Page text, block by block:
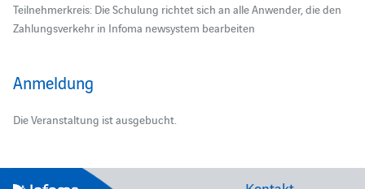
Teilnehmerkreis: Die Schulung richtet sich an alle Anwender, die den
Zahlungsverkehr in Infoma newsystem bearbeiten
Anmeldung
Die Veranstaltung ist ausgebucht.